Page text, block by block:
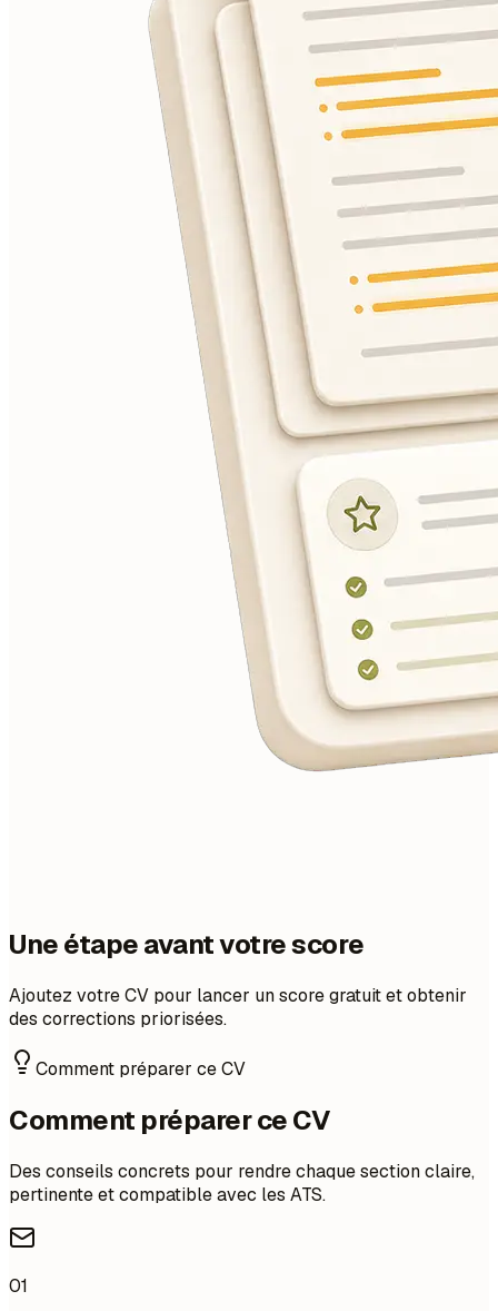
Une étape avant votre score
Ajoutez votre CV pour lancer un score gratuit et obtenir
des corrections priorisées.
Comment préparer ce CV
Comment préparer ce CV
Des conseils concrets pour rendre chaque section claire,
pertinente et compatible avec les ATS.
01